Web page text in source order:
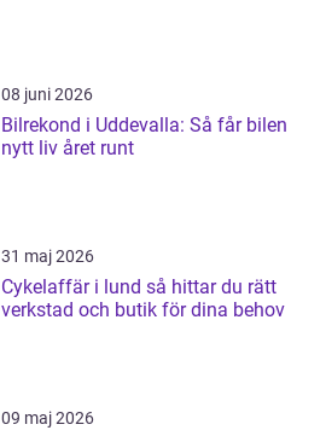
08 juni 2026
Bilrekond i Uddevalla: Så får bilen
nytt liv året runt
31 maj 2026
Cykelaffär i lund så hittar du rätt
verkstad och butik för dina behov
09 maj 2026